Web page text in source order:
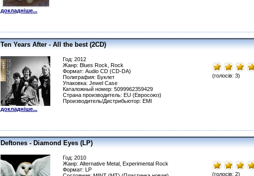
докладніше...
Ten Years After - All the best (2CD)
докладніше...
(голосів: 3)
Год: 2012
Жанр: Blues Rock, Rock
Формат: Audio CD (CD-DA)
Полиграфия: Буклет
Упаковка: Jewel Сase
Каталожный номер: 5099962359429
Страна производитель: EU (Евросоюз)
Производитель/Дистрибьютор: EMI
Deftones - Diamond Eyes (LP)
(голосів: 2)
Год: 2010
Жанр: Alternative Metal, Experimental Rock
Формат: LP